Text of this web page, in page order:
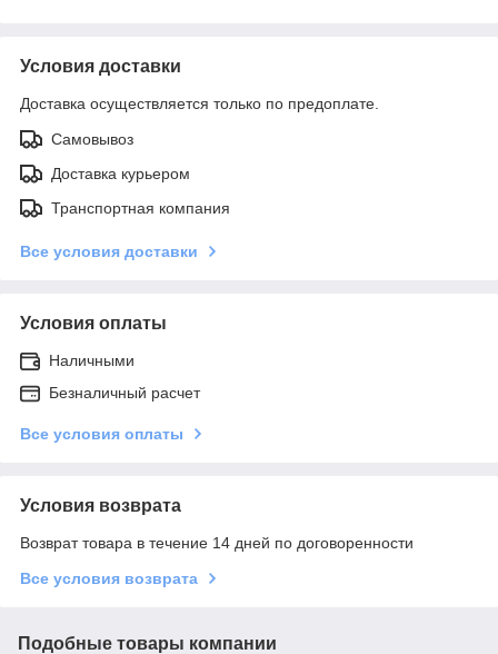
Условия доставки
Доставка осуществляется только по предоплате.
Самовывоз
Доставка курьером
Транспортная компания
Все условия доставки
Условия оплаты
Наличными
Безналичный расчет
Все условия оплаты
Условия возврата
Возврат товара в течение 14 дней по договоренности
Все условия возврата
Подобные товары компании